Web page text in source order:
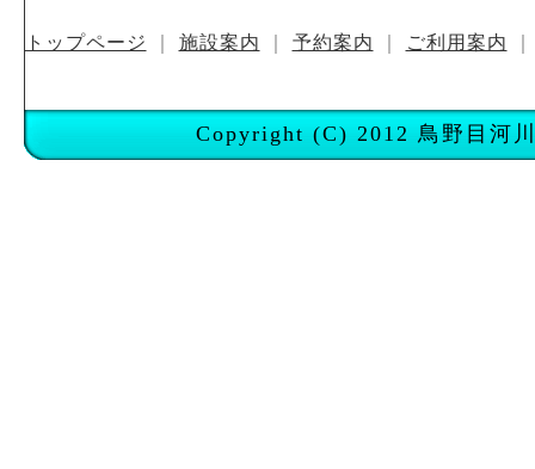
トップページ 施設案内 予約案内 ご利用案内
Copyright (C) 2012 鳥野目河